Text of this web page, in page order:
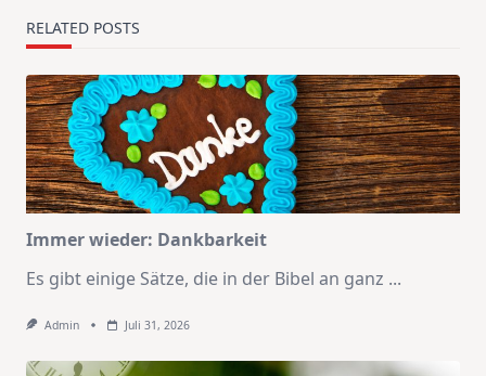
RELATED POSTS
Immer wieder: Dankbarkeit
Es gibt einige Sätze, die in der Bibel an ganz ...
Admin Juli 31, 2026